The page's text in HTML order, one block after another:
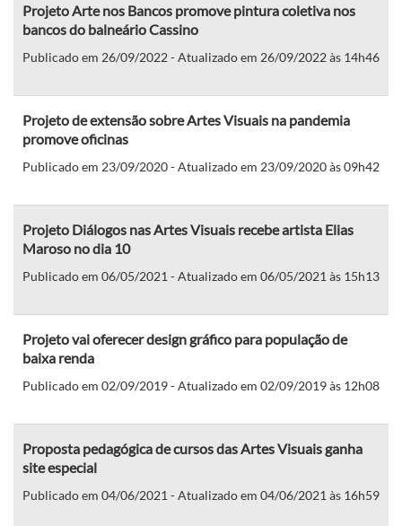
Projeto Arte nos Bancos promove pintura coletiva nos
bancos do balneário Cassino
Publicado em 26/09/2022 - Atualizado em 26/09/2022 às 14h46
Projeto de extensão sobre Artes Visuais na pandemia
promove oficinas
Publicado em 23/09/2020 - Atualizado em 23/09/2020 às 09h42
Projeto Diálogos nas Artes Visuais recebe artista Elias
Maroso no dia 10
Publicado em 06/05/2021 - Atualizado em 06/05/2021 às 15h13
Projeto vai oferecer design gráfico para população de
baixa renda
Publicado em 02/09/2019 - Atualizado em 02/09/2019 às 12h08
Proposta pedagógica de cursos das Artes Visuais ganha
site especial
Publicado em 04/06/2021 - Atualizado em 04/06/2021 às 16h59